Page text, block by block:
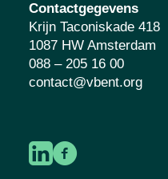
Contactgegevens
Krijn Taconiskade 418
1087 HW Amsterdam
088 – 205 16 00
contact@vbent.org